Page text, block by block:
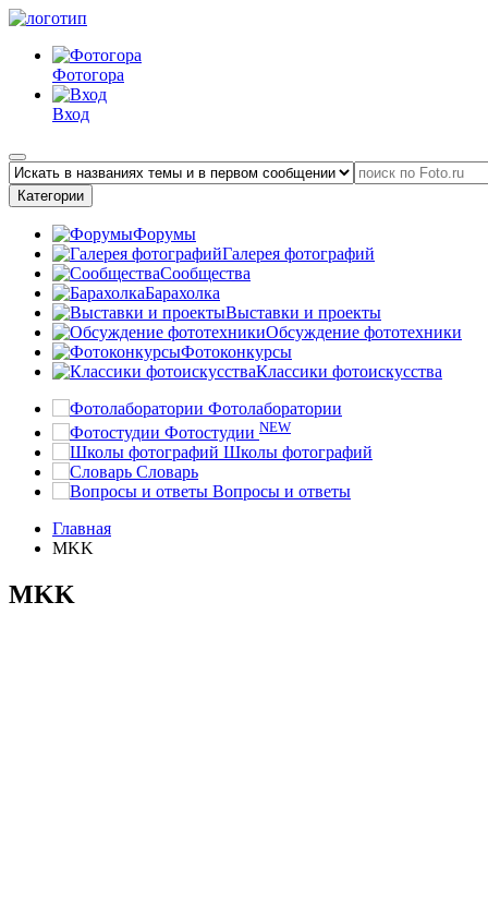
Фотогора
Вход
Категории
Форумы
Галерея фотографий
Сообщества
Барахолка
Выставки и проекты
Обсуждение фототехники
Фотоконкурсы
Классики фотоискусства
Фотолаборатории
Фотостудии NEW
Школы фотографий
Словарь
Вопросы и ответы
Главная
MKK
MKK